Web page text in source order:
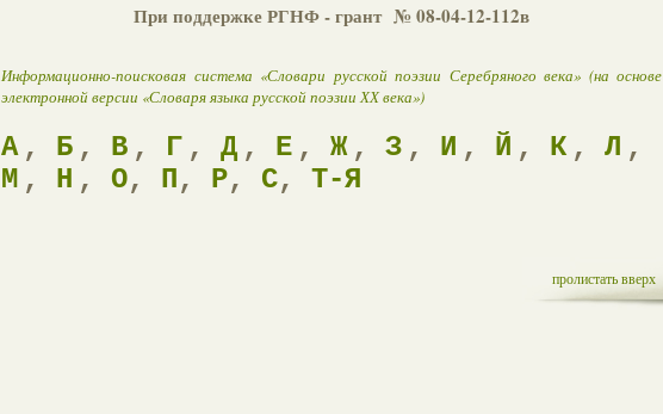
При поддержке РГНФ - грант № 08-04-12-112в
Информационно-поисковая система «Словари русской поэзии Серебряного века» (на основе
электронной версии «Словаря языка русской поэзии ХХ века»)
А , Б , В , Г , Д , Е , Ж , З , И , Й , К , Л ,
М , Н , О, П, Р, С, Т-Я
пролистать вверх